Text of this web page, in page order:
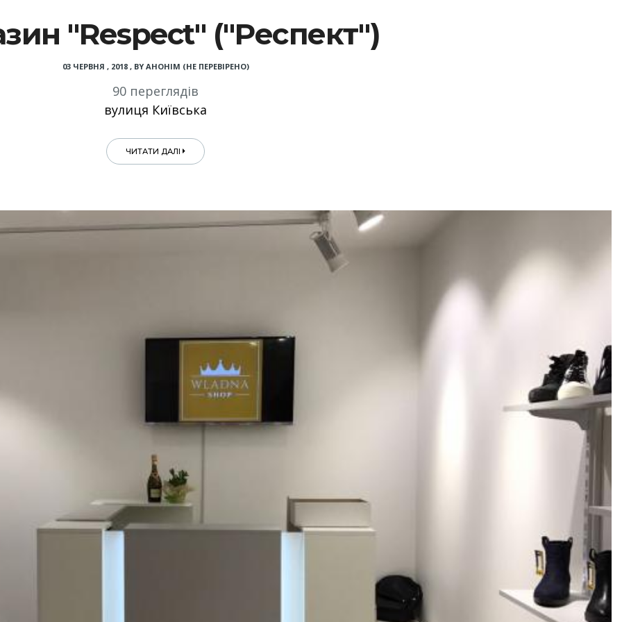
"Respect" ("Респект")
03 ЧЕРВНЯ , 2018, BY АНОНІМ (НЕ ПЕРЕВІРЕНО)
90 переглядів
вулиця Київська
ЧИТАТИ ДАЛІ